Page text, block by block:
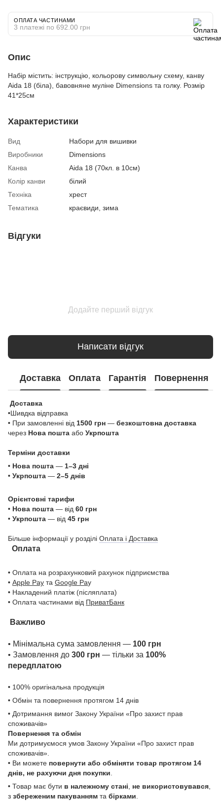
ОПЛАТА ЧАСТИНАМИ
3 платежі по 692.00 грн
Опис
Набір містить: інструкцію, кольорову символьну схему, канву
Aida 18 (біла), бавовняне муліне Dimensions та голку. Розмір
41*25см
Характеристики
Вид
Набори для вишивки
Виробники
Dimensions
Канва
Aida 18 (70кл. в 10см)
Колір канви
білий
Техніка
хрест
Тематика
краєвиди, зима
Відгуки
Додайте перший відгук
Написати відгук
Доставка Оплата Гарантія Повернення
Доставка
•Шивдка відправка
• При замовленні від 1500 грн — безкоштовна доставка
через Нова пошта або Укрпошта
Терміни доставки
• Нова пошта — 1–3 дні
• Укрпошта — 2–5 днів
Орієнтовні тарифи
• Нова пошта — від 60 грн
• Укрпошта — від 45 грн
Більше інформації у розділі Оплата і Доставка
Оплата
• Оплата на розрахунковий рахунок підприємства
• Apple Pay та Google Pay
• Накладений платіж (післяплата)
• Оплата частинами від ПриватБанк
Важливо
• Мінімальна сума замовлення — 100 грн
• Замовлення до 300 грн — тільки за 100%
передплатою
• 100% оригінальна продукція
• Обмін та повернення протягом 14 днів
• Дотримання вимог Закону України «Про захист прав
споживачів»
Повернення та обмін
Ми дотримуємося умов Закону України «Про захист прав
споживачів».
• Ви можете повернути або обміняти товар протягом 14
днів, не рахуючи дня покупки
• Товар має бути в належному стані не використовувався
з збереженим пакуванням та бірками